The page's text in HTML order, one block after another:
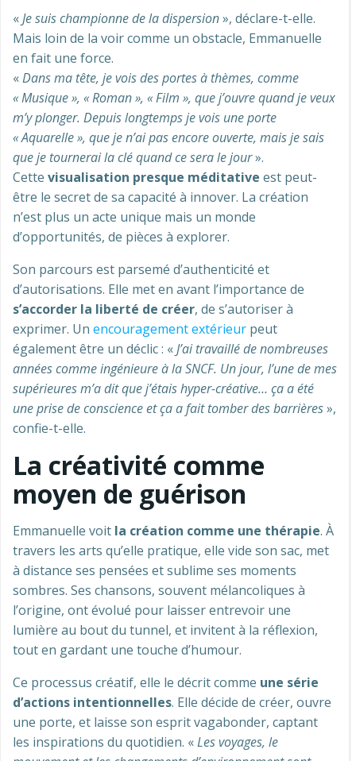
«Je suis championne de la dispersion», déclare-t-elle.
Mais loin de la voir comme un obstacle, Emmanuelle
en fait une force.
«Dans ma tête, je vois des portes à thèmes, comme
« Musique », « Roman », « Film », que j’ouvre quand je veux
m’y plonger. Depuis longtemps je vois une porte
« Aquarelle », que je n’ai pas encore ouverte, mais je sais
que je tournerai la clé quand ce sera le jour».
Cette visualisation presque méditative est peut-
être le secret de sa capacité à innover. La création
n’est plus un acte unique mais un monde
d’opportunités, de pièces à explorer.
Son parcours est parsemé d’authenticité et
d’autorisations. Elle met en avant l’importance de
s’accorder la liberté de créer, de s’autoriser à
exprimer. Un encouragement extérieur peut
également être un déclic : «J’ai travaillé de nombreuses
années comme ingénieure à la SNCF. Un jour, l’une de mes
supérieures m’a dit que j’étais hyper-créative… ça a été
une prise de conscience et ça a fait tomber des barrières»,
confie-t-elle.
La créativité comme
moyen de guérison
Emmanuelle voit la création comme une thérapie. À
travers les arts qu’elle pratique, elle vide son sac, met
à distance ses pensées et sublime ses moments
sombres. Ses chansons, souvent mélancoliques à
l’origine, ont évolué pour laisser entrevoir une
lumière au bout du tunnel, et invitent à la réflexion,
tout en gardant une touche d’humour.
Ce processus créatif, elle le décrit comme une série
d’actions intentionnelles. Elle décide de créer, ouvre
une porte, et laisse son esprit vagabonder, captant
les inspirations du quotidien. «Les voyages, le